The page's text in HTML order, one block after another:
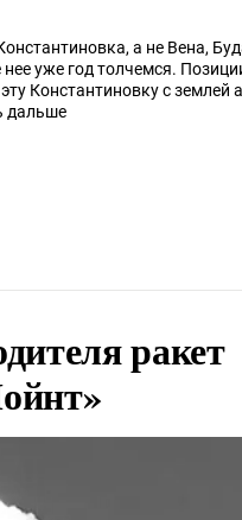
а не Вена,
уже год толчемся. Позиции
с землей артиллерией,
дальше
ракет